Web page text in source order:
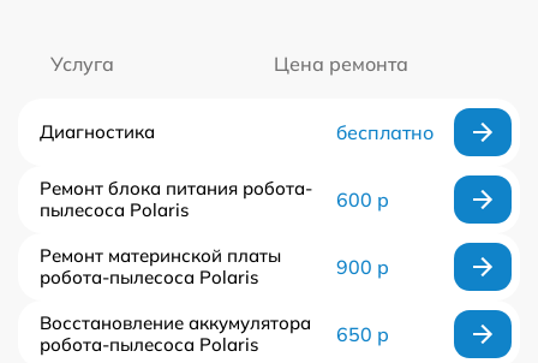
Услуга Цена ремонта
Диагностика бесплатно
Ремонт блока питания робота-
пылесоса Polaris
600 р
Ремонт материнской платы
робота-пылесоса Polaris
900 р
Восстановление аккумулятора
робота-пылесоса Polaris
650 р